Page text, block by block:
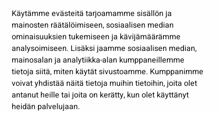
Käytämme evästeitä tarjoamamme sisällön ja
mainosten räätälöimiseen, sosiaalisen median
ominaisuuksien tukemiseen ja kävijämäärämme
analysoimiseen. Lisäksi jaamme sosiaalisen median,
mainosalan ja analytiikka-alan kumppaneillemme
tietoja siitä, miten käytät sivustoamme. Kumppanimme
voivat yhdistää näitä tietoja muihin tietoihin, joita olet
antanut heille tai joita on kerätty, kun olet käyttänyt
heidän palvelujaan.
Työ ja yrittäminen
Osallistu ja asioi
Näytä omat evästeasetukseni
Seuraa meitä